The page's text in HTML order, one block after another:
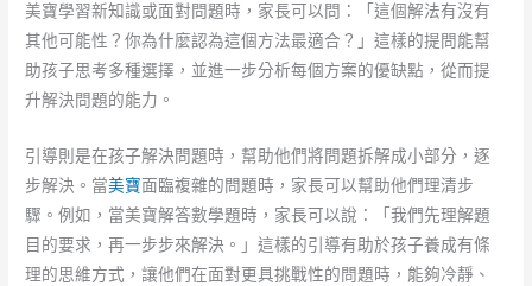
美寶學習新知識或面對問題時，家長可以問：「這個解法有沒有
其他可能性？你為什麼認為這個方法最適合？」這樣的提問能幫
助孩子思考多種選擇，並進一步分析每個方案的優缺點，從而提
升解決問題的能力。
引導則是在孩子解決問題時，幫助他們將問題拆解成小部分，逐
步解決。當美寶面臨複雜的問題時，家長可以幫助他們理清步
驟。例如，當美寶解答數學題時，家長可以說：「我們先理解題
目的要求，再一步步來解決。」這樣的引導有助於孩子養成有條
理的思維方式，讓他們在面對更具挑戰性的問題時，能夠冷靜、